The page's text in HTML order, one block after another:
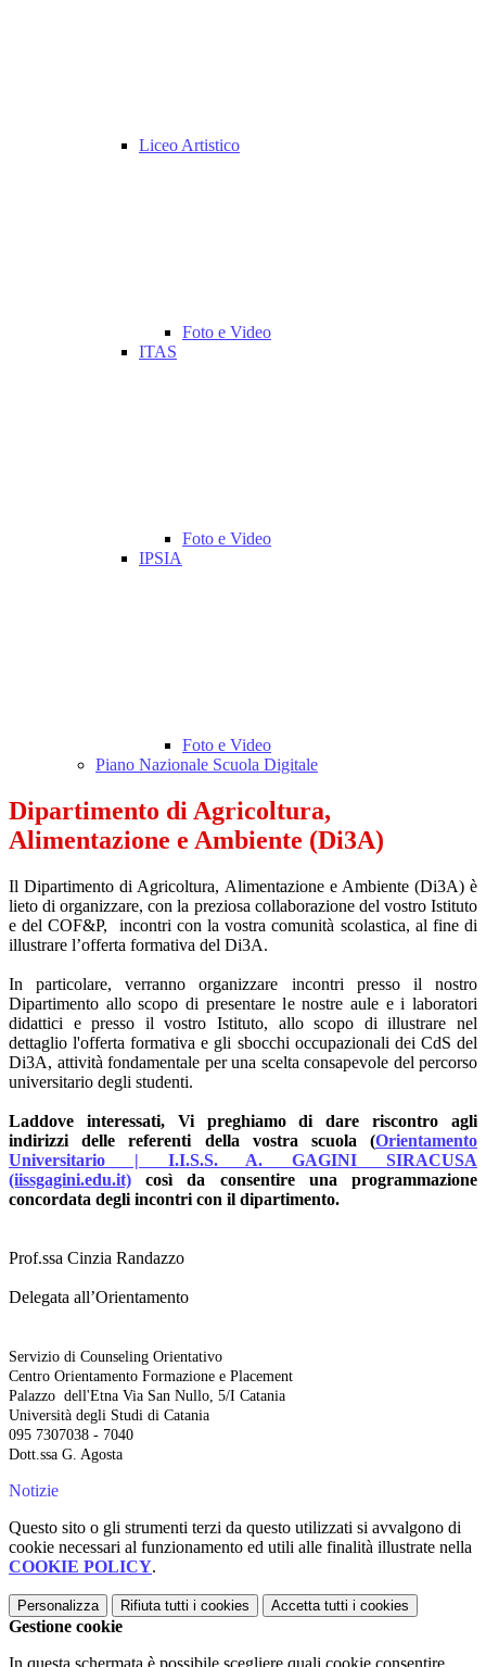
Liceo Artistico
Foto e Video
ITAS
Foto e Video
IPSIA
Foto e Video
Piano Nazionale Scuola Digitale
Dipartimento di Agricoltura,
Alimentazione e Ambiente (Di3A)
Il Dipartimento di Agricoltura, Alimentazione e Ambiente (Di3A) è
lieto di organizzare, con la preziosa collaborazione del vostro Istituto
e del COF&P, incontri con la vostra comunità scolastica, al fine di
illustrare l’offerta formativa del Di3A.
In particolare, verranno organizzare incontri presso il nostro
Dipartimento allo scopo di presentare le nostre aule e i laboratori
didattici e presso il vostro Istituto, allo scopo di illustrare nel
dettaglio l'offerta formativa e gli sbocchi occupazionali dei CdS del
Di3A, attività fondamentale per una scelta consapevole del percorso
universitario degli studenti.
Laddove interessati, Vi preghiamo di dare riscontro agli
indirizzi delle referenti della vostra scuola (Orientamento
Universitario | I.I.S.S. A. GAGINI SIRACUSA
(iissgagini.edu.it) così da consentire una programmazione
concordata degli incontri con il dipartimento.
Prof.ssa Cinzia Randazzo
Delegata all’Orientamento
Servizio di Counseling Orientativo
Centro Orientamento Formazione e Placement
Palazzo dell'Etna Via San Nullo, 5/I Catania
Università degli Studi di Catania
095 7307038 - 7040
Dott.ssa G. Agosta
Notizie
Questo sito o gli strumenti terzi da questo utilizzati si avvalgono di
cookie necessari al funzionamento ed utili alle finalità illustrate nella
COOKIE POLICY.
Personalizza Rifiuta tutti i cookies Accetta tutti i cookies
Gestione cookie